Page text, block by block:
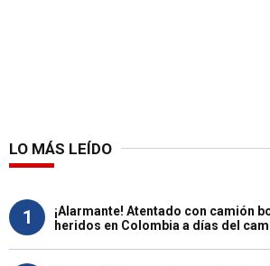
LO MÁS LEÍDO
1
¡Alarmante! Atentado con camión
heridos en Colombia a días del